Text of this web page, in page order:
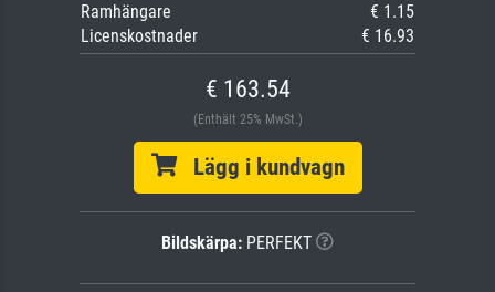
Ramhängare
€ 1.15
Licenskostnader
€ 16.93
€ 163.54
(Enthält 25% MwSt.)
Lägg i kundvagn
Bildskärpa: PERFEKT